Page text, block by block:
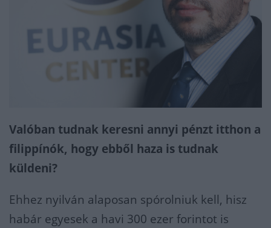
Valóban tudnak keresni annyi pénzt itthon a
filippínók, hogy ebből haza is tudnak
küldeni?
Ehhez nyilván alaposan spórolniuk kell, hisz
habár egyesek a havi 300 ezer forintot is